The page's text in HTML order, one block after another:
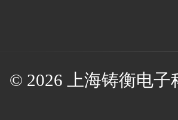
© 2026 上海铸衡电子